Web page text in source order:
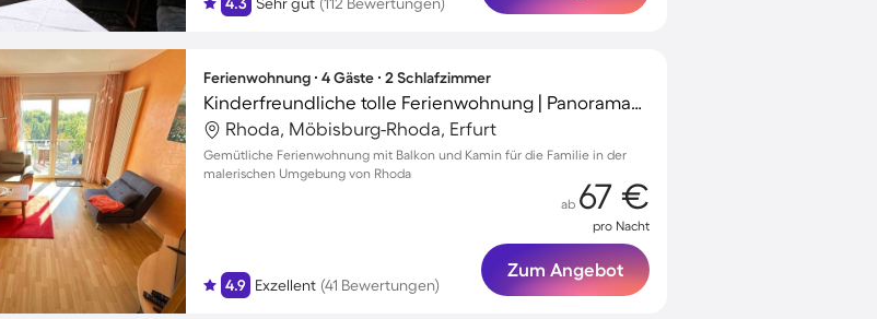
Ferienwohnung ∙ 4 Gäste ∙ 2 Schlafzimmer
Kinderfreundliche tolle Ferienwohnung | Panoramablick
Rhoda, Möbisburg-Rhoda, Erfurt
Gemütliche Ferienwohnung mit Balkon und Kamin für die Familie in der
malerischen Umgebung von Rhoda
4.9 Exzellent (41 Bewertungen)
ab 67 €
pro Nacht
Zum Angebot